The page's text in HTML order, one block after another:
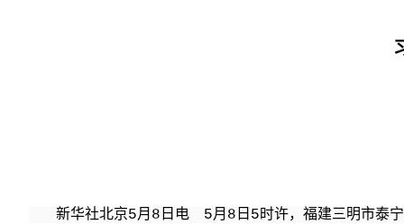
新华社北京5月8日电 5月8日5时许，福建三明市泰宁